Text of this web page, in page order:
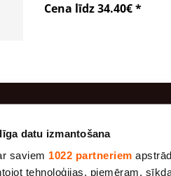
datu izmantošana
saviem 1022 partneriem
tehnoloģijas, piemēram,
Cena līdz 34.40€ *
TOP Produkti
Maisu audums.